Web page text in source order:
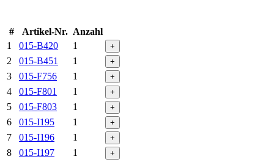
# Artikel-Nr. Anzahl
1
015-B420 1 +
2 015-B451 1 +
3 015-F756 1 +
4 015-F801 1 +
5 015-F803 1 +
6 015-I195 1 +
7 015-I196 1 +
8 015-I197 1 +